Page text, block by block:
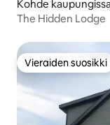
Kohde
The Hidden Lodge
Vieraiden suosikki
Vieraiden suosikki